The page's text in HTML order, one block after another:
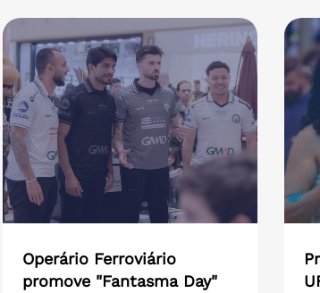
Operário Ferroviário
promove "Fantasma Day"